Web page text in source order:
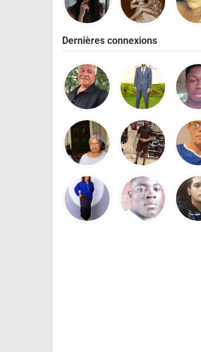
Dernières connexions